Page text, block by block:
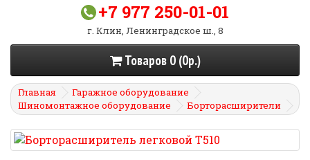
+7 977 250-01-01
г. Клин, Ленинградское ш., 8
Товаров 0 (0р.)
Главная
Гаражное оборудование
Шиномонтажное оборудование
Борторасширители